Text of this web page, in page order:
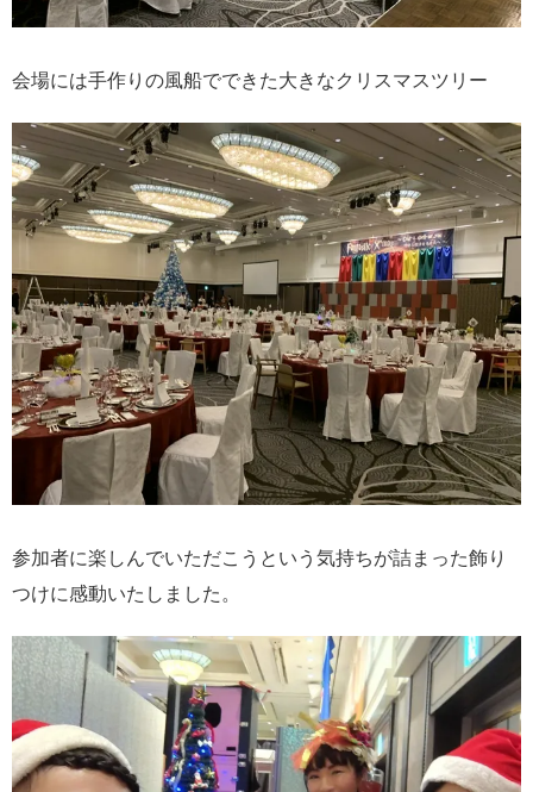
会場には手作りの風船でできた大きなクリスマスツリー
参加者に楽しんでいただこうという気持ちが詰まった飾り
つけに感動いたしました。